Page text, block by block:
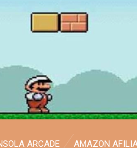
ARCADE AMAZON